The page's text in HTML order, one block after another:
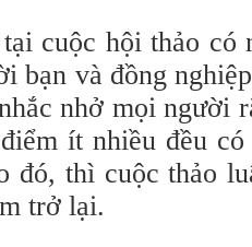
tại cuộc hội thảo
bạn và đồng
nhở mọi người
ít nhiều đều
đó, thì cuộc thảo
trở lại.